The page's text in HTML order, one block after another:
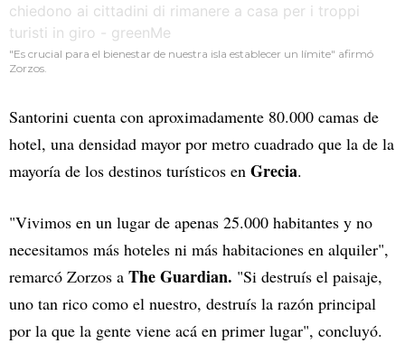
"Es crucial para el bienestar de nuestra isla establecer un límite" afirmó
Zorzos.
Santorini cuenta con aproximadamente 80.000 camas de
hotel, una densidad mayor por metro cuadrado que la de la
mayoría de los destinos turísticos en Grecia.
"Vivimos en un lugar de apenas 25.000 habitantes y no
necesitamos más hoteles ni más habitaciones en alquiler",
remarcó Zorzos a The Guardian. "Si destruís el paisaje,
uno tan rico como el nuestro, destruís la razón principal
por la que la gente viene acá en primer lugar", concluyó.